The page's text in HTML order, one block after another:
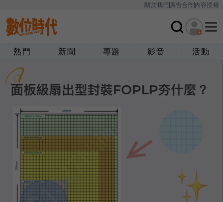
關於我們廣告合作內容授權
熱門 新聞 專題 影音 活動